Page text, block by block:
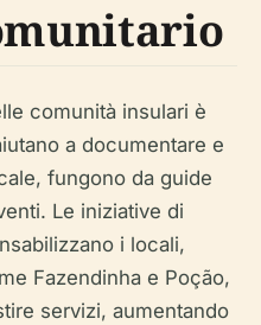
comunità insulari è
a documentare e
fungono da guide
Le iniziative di
i locali,
Fazendinha e Poção,
servizi, aumentando